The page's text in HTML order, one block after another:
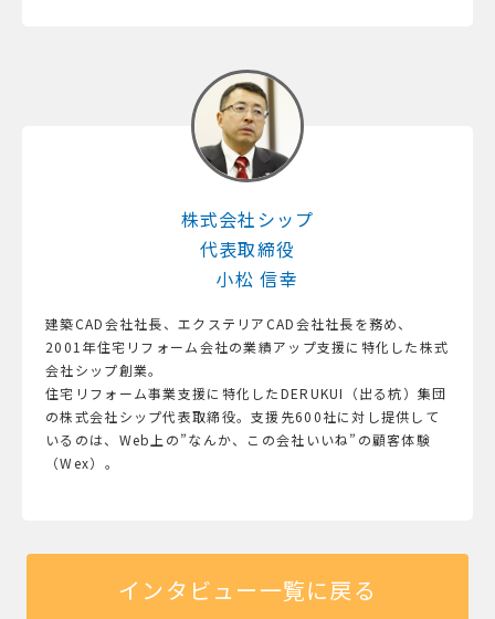
株式会社シップ
代表取締役
小松 信幸
建築CAD会社社長、エクステリアCAD会社社長を務め、
2001年住宅リフォーム会社の業績アップ支援に特化した株式
会社シップ創業。
住宅リフォーム事業支援に特化したDERUKUI（出る杭）集団
の株式会社シップ代表取締役。支援先600社に対し提供して
いるのは、Web上の”なんか、この会社いいね”の顧客体験
（Wex）。
インタビュー一覧に戻る